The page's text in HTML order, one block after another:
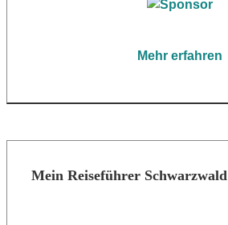
Mehr erfahren
Mein Reiseführer Schwarzwald